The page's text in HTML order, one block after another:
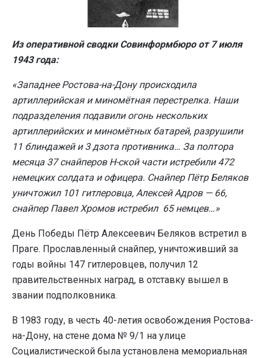
Из оперативной сводки Совинформбюро от 7 июля
1943 года:
«Западнее Ростова-на-Дону происходила
артиллерийская и миномётная перестрелка. Наши
подразделения подавили огонь нескольких
артиллерийских и миномётных батарей, разрушили
11 блиндажей и 3 дзота противника… За полтора
месяца 37 снайперов Н-ской части истребили 472
немецких солдата и офицера. Снайпер Пётр Беляков
уничтожил 101 гитлеровца, Алексей Адров — 66,
снайпер Павел Хромов истребил 65 немцев…»
День Победы Пётр Алексеевич Беляков встретил в
Праге. Прославленный снайпер, уничтоживший за
годы войны 147 гитлеровцев, получил 12
правительственных наград, в отставку вышел в
звании подполковника.
В 1983 году, в честь 40-летия освобождения Ростова-
на-Дону, на стене дома № 9/1 на улице
Социалистической была установлена мемориальная